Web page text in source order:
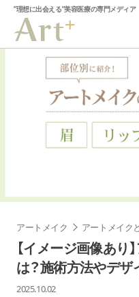
”理想に出会える”美容医療の専門メディア
アートメイク アートメイク
【イメージ画像あり
は？施術方法やデザ
2025.10.02